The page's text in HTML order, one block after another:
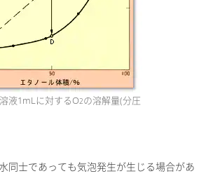
液1mLに対するO2の溶解量(分圧
同士であっても気泡発生が生じる場合があ